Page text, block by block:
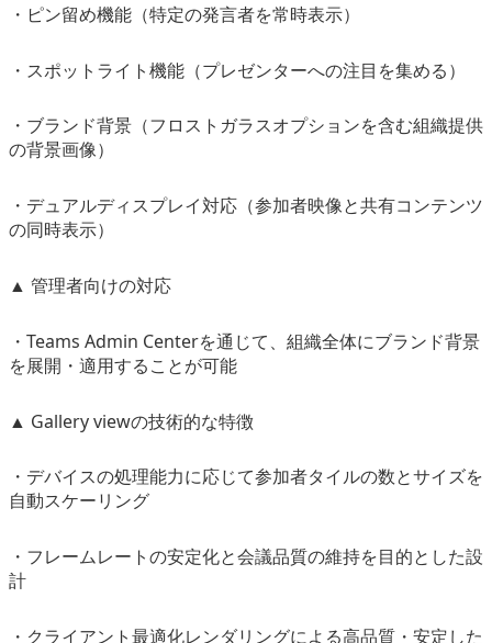
・ピン留め機能（特定の発言者を常時表示）
・スポットライト機能（プレゼンターへの注目を集める）
・ブランド背景（フロストガラスオプションを含む組織提供
の背景画像）
・デュアルディスプレイ対応（参加者映像と共有コンテンツ
の同時表示）
▲ 管理者向けの対応
・Teams Admin Centerを通じて、組織全体にブランド背景
を展開・適用することが可能
▲ Gallery viewの技術的な特徴
・デバイスの処理能力に応じて参加者タイルの数とサイズを
自動スケーリング
・フレームレートの安定化と会議品質の維持を目的とした設
計
・クライアント最適化レンダリングによる高品質・安定した